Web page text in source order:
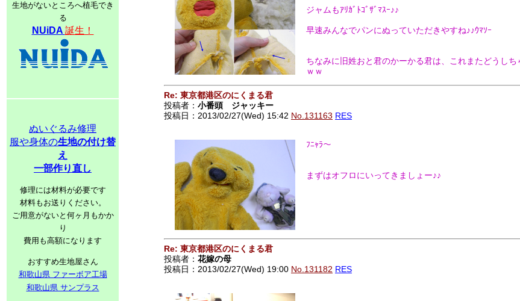
生地がないところへ植毛でき
る
NUiDA 誕生！
ぬいぐるみ修理
服や身体の生地の付け替
え
一部作り直し
修理には材料が必要です
材料もお送りください。
ご用意がないと何ヶ月もかか
り
費用も高額になります
おすすめ生地屋さん
和歌山県 ファーボア工場
和歌山県 サンプラス
ジャムもｱﾘｶﾞﾄｺﾞｻﾞﾏｽｰ♪♪
早速みんなでパンにぬっていただきやすね♪♪ｳﾏｿｰ
ちなみに旧姓おと君のかーかる君は、これまたどうしち
ｗｗ
Re: 東京都港区のにくまる君
投稿者： 小番頭 ジャッキー
投稿日：2013/02/27(Wed) 15:42 No.131163 RES
ﾌﾆｬﾗ～
まずはオフロにいってきましょー♪♪
Re: 東京都港区のにくまる君
投稿者： 花嫁の母
投稿日：2013/02/27(Wed) 19:00 No.131182 RES